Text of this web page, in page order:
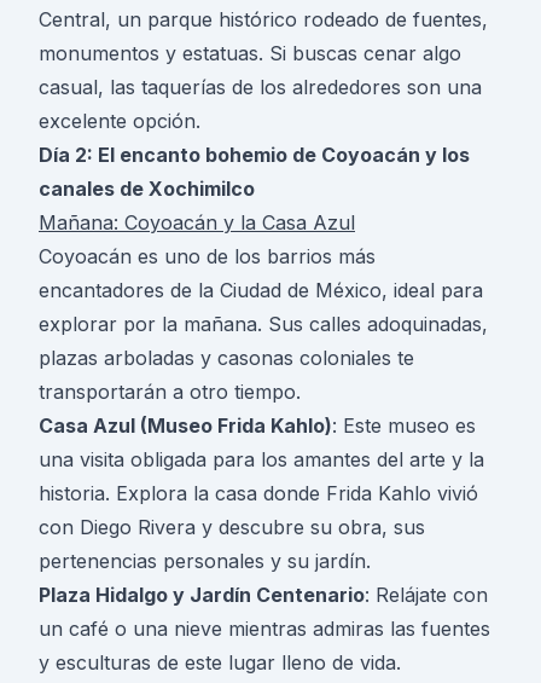
Central, un parque histórico rodeado de fuentes,
monumentos y estatuas. Si buscas cenar algo
casual, las taquerías de los alrededores son una
excelente opción.
Día 2: El encanto bohemio de Coyoacán y los
canales de Xochimilco
Mañana: Coyoacán y la Casa Azul
Coyoacán es uno de los barrios más
encantadores de la Ciudad de México, ideal para
explorar por la mañana. Sus calles adoquinadas,
plazas arboladas y casonas coloniales te
transportarán a otro tiempo.
Casa Azul (Museo Frida Kahlo): Este museo es
una visita obligada para los amantes del arte y la
historia. Explora la casa donde Frida Kahlo vivió
con Diego Rivera y descubre su obra, sus
pertenencias personales y su jardín.
Plaza Hidalgo y Jardín Centenario: Relájate con
un café o una nieve mientras admiras las fuentes
y esculturas de este lugar lleno de vida.